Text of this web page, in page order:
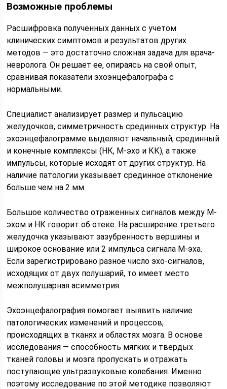
Возможные проблемы
Расшифровка полученных данных с учетом
клинических симптомов и результатов других
методов — это достаточно сложная задача для врача-
невролога. Он решает ее, опираясь на свой опыт,
сравнивая показатели эхоэнцефалографа с
нормальными.
Специалист анализирует размер и пульсацию
желудочков, симметричность срединных структур. На
эхоэнцефалограмме выделяют начальный, срединный
и конечные комплексы (НК, М-эхо и КК), а также
импульсы, которые исходят от других структур. На
наличие патологии указывает срединное отклонение
больше чем на 2 мм.
Большое количество отраженных сигналов между М-
эхом и НК говорит об отеке. На расширение третьего
желудочка указывают зазубренность вершины и
широкое основание или 2 импульса сигнала М-эха.
Если зарегистрировано разное число эхо-сигналов,
исходящих от двух полушарий, то имеет место
межполушарная асимметрия.
Эхоэнцефалография помогает выявить наличие
патологических изменений и процессов,
происходящих в тканях и областях мозга. В основе
исследования — способность мягких и твердых
тканей головы и мозга пропускать и отражать
поступающие ультразвуковые колебания. Именно
поэтому исследование по этой методике позволяют